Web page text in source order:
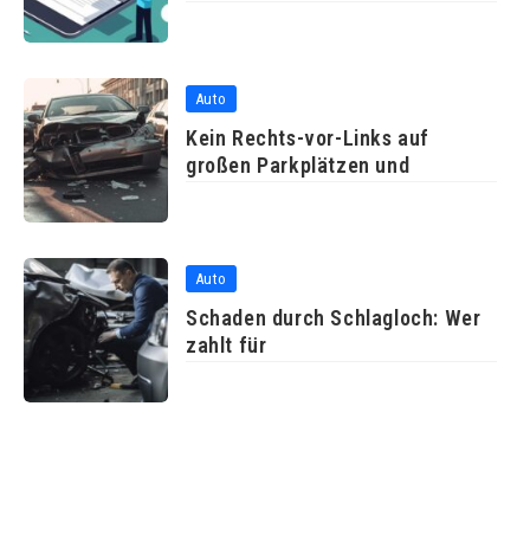
Auto
Kein Rechts-vor-Links auf
großen Parkplätzen und
Auto
Schaden durch Schlagloch: Wer
zahlt für